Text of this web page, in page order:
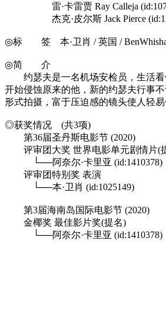
雷·卡雷贾 Ray Calleja
杰克·皮尔斯 Jack Pierce
◎标 签 本·卫肖 / 英国 /
◎简 介
约瑟夫是一名机场安检员，生活看
开始侵蚀原来的他，新的约瑟夫行事
形式拍摄，富于压迫感的镜头使人轻
◎获奖情况 (共3项)
第36届圣丹斯电影节 (2020)
评审团大奖 世界电影单元剧情片(
└──阿奈尔·卡里亚 (id:1410378)
评审团特别奖 表演
└──本·卫肖 (id:1025149)
第3届海南岛国际电影节 (2020)
金椰奖 最佳影片奖(提名)
└──阿奈尔·卡里亚 (id:1410378)